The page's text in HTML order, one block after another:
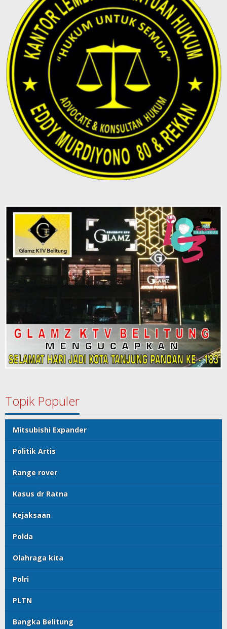
Topik Populer
Mitsubishi Expander
Politik Artis
Range rover
Kasus dr Ratna
Kejaksaan
Polda
Olahraga kita
Polri
PLTN
Bangka Belitung